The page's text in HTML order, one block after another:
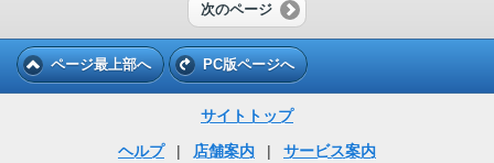
次のページ
ページ最上部へ PC版ページへ
サイトトップ
ヘルプ
| 店舗案内 |
サービス案内